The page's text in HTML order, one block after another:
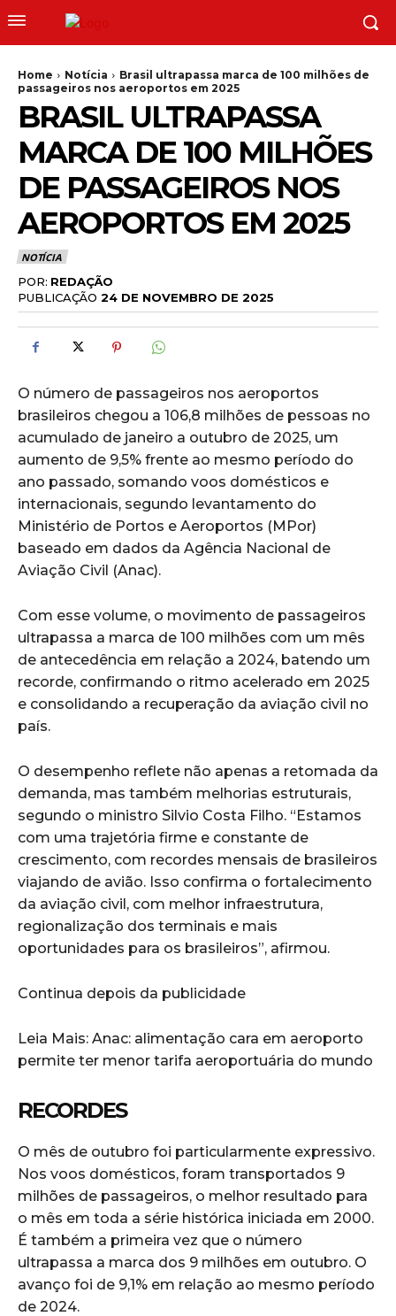
Home Notícia
Brasil ultrapassa marca de 100 milhões de
passageiros nos aeroportos em 2025
BRASIL ULTRAPASSA
MARCA DE 100 MILHÕES
DE PASSAGEIROS NOS
AEROPORTOS EM 2025
NOTÍCIA
POR: REDAÇÃO
PUBLICAÇÃO 24 DE NOVEMBRO DE 2025
O número de passageiros nos aeroportos
brasileiros chegou a 106,8 milhões de pessoas no
acumulado de janeiro a outubro de 2025, um
aumento de 9,5% frente ao mesmo período do
ano passado, somando voos domésticos e
internacionais, segundo levantamento do
Ministério de Portos e Aeroportos (MPor)
baseado em dados da Agência Nacional de
Aviação Civil (Anac).
Com esse volume, o movimento de passageiros
ultrapassa a marca de 100 milhões com um mês
de antecedência em relação a 2024, batendo um
recorde, confirmando o ritmo acelerado em 2025
e consolidando a recuperação da aviação civil no
país.
O desempenho reflete não apenas a retomada da
demanda, mas também melhorias estruturais,
segundo o ministro Silvio Costa Filho. “Estamos
com uma trajetória firme e constante de
crescimento, com recordes mensais de brasileiros
viajando de avião. Isso confirma o fortalecimento
da aviação civil, com melhor infraestrutura,
regionalização dos terminais e mais
oportunidades para os brasileiros”, afirmou.
Continua depois da publicidade
Leia Mais: Anac: alimentação cara em aeroporto
permite ter menor tarifa aeroportuária do mundo
RECORDES
O mês de outubro foi particularmente expressivo.
Nos voos domésticos, foram transportados 9
milhões de passageiros, o melhor resultado para
o mês em toda a série histórica iniciada em 2000.
É também a primeira vez que o número
ultrapassa a marca dos 9 milhões em outubro. O
avanço foi de 9,1% em relação ao mesmo período
de 2024.